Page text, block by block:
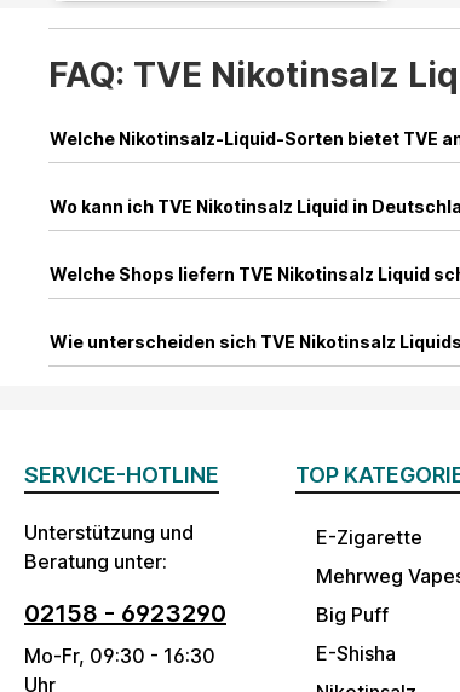
FAQ: TVE Nikotinsalz
Welche Nikotinsalz-Liquid-Sorten bietet TVE
Wo kann ich TVE Nikotinsalz Liquid in
Welche Shops liefern TVE Nikotinsalz Liquid
Wie unterscheiden sich TVE Nikotinsalz
SERVICE-HOTLINE
Unterstützung und
Beratung unter:
02158 - 6923290
Mo-Fr, 09:30 - 16:30
Uhr
TOP
E-Zigarette
Mehrweg
Big Puff
E-Shisha